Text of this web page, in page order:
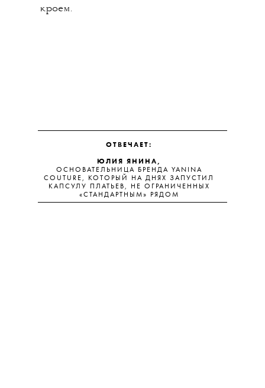
кроем.
ОТВЕЧАЕТ:
ЮЛИЯ ЯНИНА,
ОСНОВАТЕЛЬНИЦА БРЕНДА YANINA
COUTURE, КОТОРЫЙ НА ДНЯХ ЗАПУСТИЛ
КАПСУЛУ ПЛАТЬЕВ, НЕ ОГРАНИЧЕННЫХ
«СТАНДАРТНЫМ» РЯДОМ